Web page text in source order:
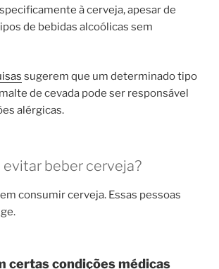
à cerveja, apesar de
de bebidas alcoólicas sem
sugerem que um determinado tipo
de cevada pode ser responsável
alérgicas.
evitar beber cerveja?
consumir cerveja. Essas pessoas
certas condições médicas